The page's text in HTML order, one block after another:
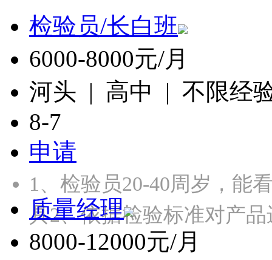
检验员/长白班
6000-8000元/月
河头 | 高中 | 不限经
8-7
申请
1、检验员20-40周岁，能
具2、依据检验标准对产
质量经理
8000-12000元/月